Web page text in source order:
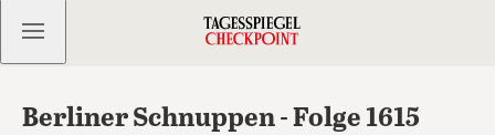
Kostenlos anmelden
Berliner Schnuppen - Folge 1615